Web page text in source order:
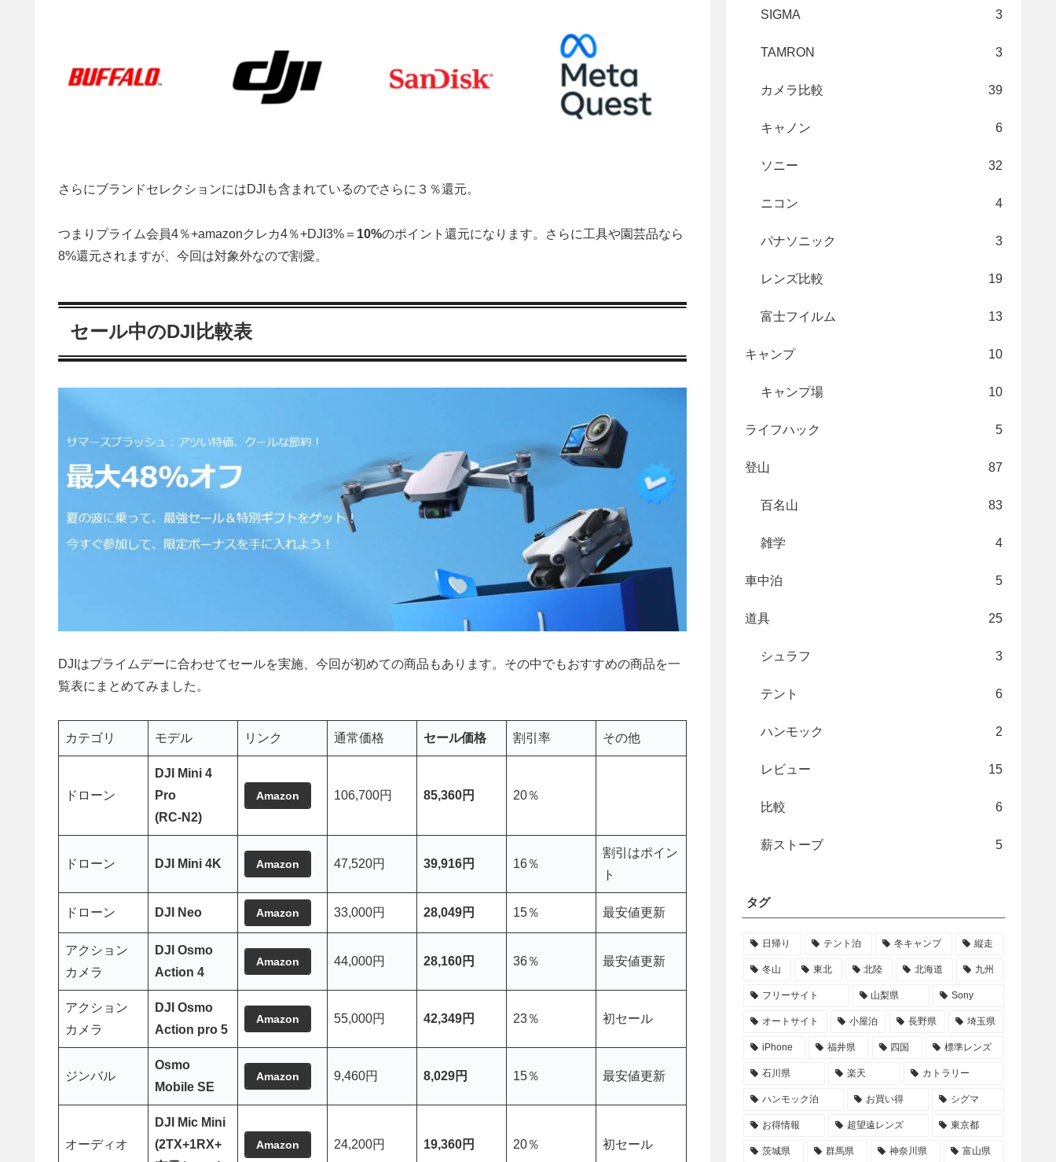
さらにブランドセレクションにはDJIも含まれているのでさらに３％還元。
つまりプライム会員4％+amazonクレカ4％+DJI3%＝ 10%のポイント還元になります。さらに工具や園芸品なら
8%還元されますが、今回は対象外なので割愛。
セール中のDJI比較表
DJIはプライムデーに合わせてセールを実施、今回が初めての商品もあります。その中でもおすすめの商品を一
覧表にまとめてみました。
カテゴリ モデル リンク 通常価格 セール価格 割引率 その他
ドローン
DJI Mini 4
Pro
(RC-N2)
Amazon 106,700円 85,360円 20％
ドローン DJI Mini 4K Amazon 47,520円 39,916円 16％
割引はポイン
ト
ドローン DJI Neo Amazon 33,000円 28,049円 15％ 最安値更新
アクション
カメラ
DJI Osmo
Action 4
Amazon 44,000円 28,160円 36％ 最安値更新
アクション
カメラ
DJI Osmo
Action pro 5
Amazon 55,000円 42,349円 23％ 初セール
ジンバル
Osmo
Mobile SE
Amazon 9,460円 8,029円 15％ 最安値更新
オーディオ
DJI Mic Mini
(2TX+1RX+
Amazon 24,200円 19,360円 20％ 初セール
SIGMA 3
TAMRON 3
カメラ比較 39
キャノン 6
ソニー 32
ニコン 4
パナソニック 3
レンズ比較 19
富士フイルム 13
キャンプ 10
キャンプ場 10
ライフハック 5
登山 87
百名山 83
雑学 4
車中泊 5
道具 25
シュラフ 3
テント 6
ハンモック 2
レビュー 15
比較 6
薪ストーブ 5
タグ
日帰り テント泊 冬キャンプ 縦走
冬山 東北 北陸 北海道 九州
フリーサイト 山梨県 Sony
オートサイト 小屋泊 長野県 埼玉県
iPhone 福井県 四国 標準レンズ
石川県 楽天 カトラリー
ハンモック泊 お買い得 シグマ
お得情報 超望遠レンズ 東京都
茨城県 群馬県 神奈川県 富山県